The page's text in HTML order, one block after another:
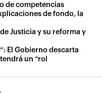
de competencias
de fondo, la
Justicia y su reforma y
El Gobierno descarta
un “rol